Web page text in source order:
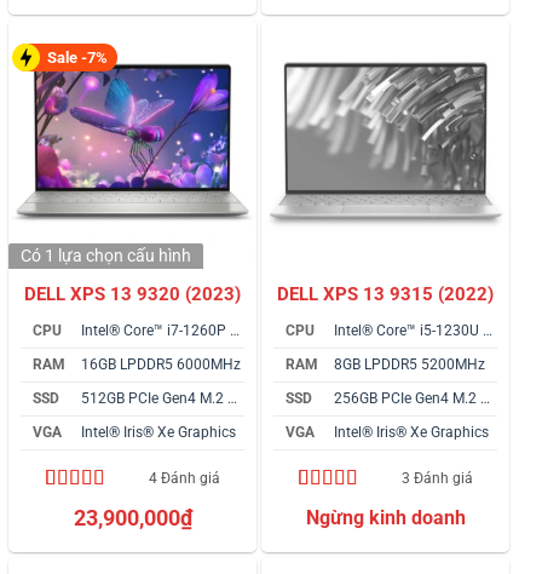
Sale -7%
DELL XPS 13 9320 (2023)
CPU
Intel® Core™ i7-1260P vPro
RAM
16GB LPDDR5 6000MHz
SSD
512GB PCIe Gen4 M.2 SSD
VGA
Intel® Iris® Xe Graphics
5.00trên 5
dựa trên
4 Đánh giá
23,900,000₫
Có 1 lựa chọn cấu hình
DELL XPS 13 9315 (2022)
CPU
Intel® Core™ i5-1230U vPro
RAM
8GB LPDDR5 5200MHz
SSD
256GB PCIe Gen4 M.2 SSD
VGA
Intel® Iris® Xe Graphics
4.33 trên 5
dựa trên
3
3 Đánh giá